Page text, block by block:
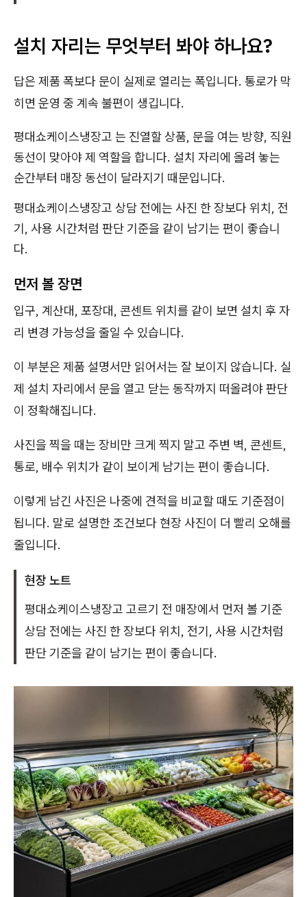
설치 자리는 무엇부터 봐야 하나요?
답은 제품 폭보다 문이 실제로 열리는 폭입니다. 통로가 막
히면 운영 중 계속 불편이 생깁니다.
평대쇼케이스냉장고 는 진열할 상품, 문을 여는 방향, 직원
동선이 맞아야 제 역할을 합니다. 설치 자리에 올려 놓는
순간부터 매장 동선이 달라지기 때문입니다.
평대쇼케이스냉장고 상담 전에는 사진 한 장보다 위치, 전
기, 사용 시간처럼 판단 기준을 같이 남기는 편이 좋습니
다.
먼저 볼 장면
입구, 계산대, 포장대, 콘센트 위치를 같이 보면 설치 후 자
리 변경 가능성을 줄일 수 있습니다.
이 부분은 제품 설명서만 읽어서는 잘 보이지 않습니다. 실
제 설치 자리에서 문을 열고 닫는 동작까지 떠올려야 판단
이 정확해집니다.
사진을 찍을 때는 장비만 크게 찍지 말고 주변 벽, 콘센트,
통로, 배수 위치가 같이 보이게 남기는 편이 좋습니다.
이렇게 남긴 사진은 나중에 견적을 비교할 때도 기준점이
됩니다. 말로 설명한 조건보다 현장 사진이 더 빨리 오해를
줄입니다.
현장 노트
평대쇼케이스냉장고 고르기 전 매장에서 먼저 볼 기준
상담 전에는 사진 한 장보다 위치, 전기, 사용 시간처럼
판단 기준을 같이 남기는 편이 좋습니다.